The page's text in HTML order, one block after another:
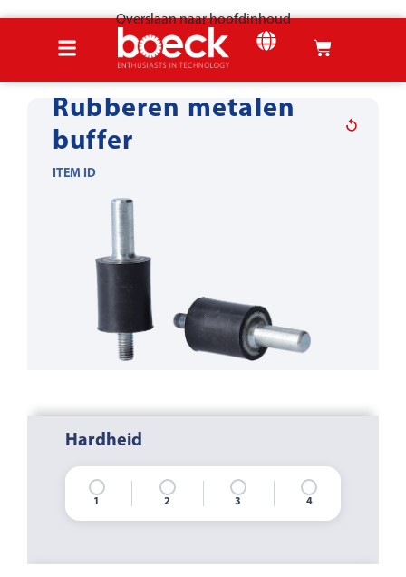
Overslaan naar hoofdinhoud
Rubberen metalen
buffer
ITEM ID
Hardheid
1 2 3 4